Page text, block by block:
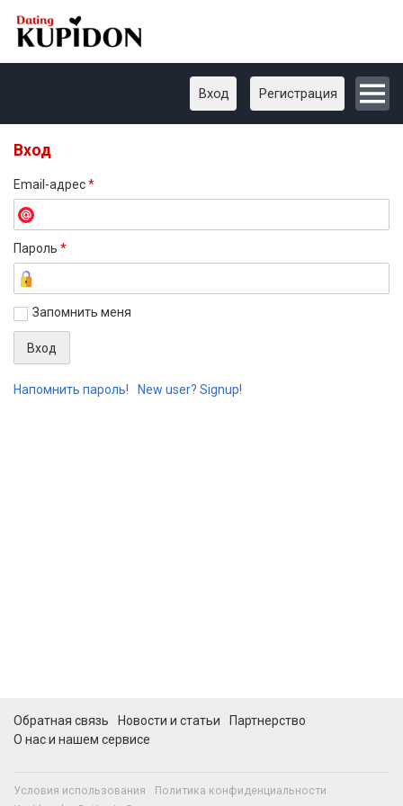
Вход Регистрация
Вход
Email-адрес*
Пароль *
Запомнить меня
Напомнить пароль! New user? Signup!
Обратная связь Новости и статьи
Партнерство
О нас и нашем сервисе
Условия использования
Политика конфиденциальности